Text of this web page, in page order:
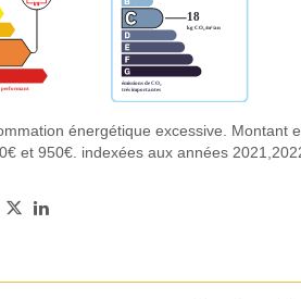
énergétique excessive. Montant
et 950€. indexées aux années